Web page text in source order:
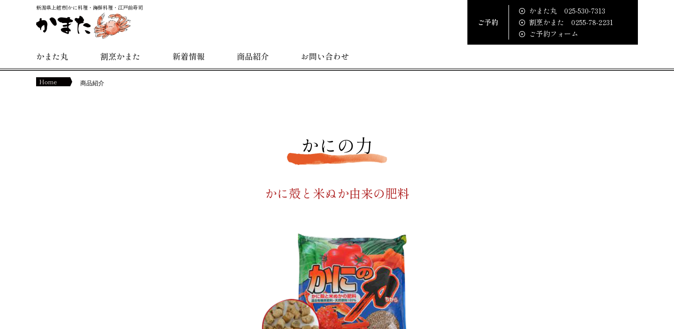
新潟県上越市|かに料理・海鮮料理・江戸前寿司
ご予約
かまた丸
025-530-7313
割烹かまた
0255-78-2231
ご予約フォーム
かまた丸 割烹かまた 新着情報 商品紹介 お問い合わせ
商品紹介
かにの力
かに殻と米ぬか由来の肥料